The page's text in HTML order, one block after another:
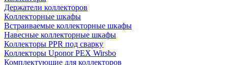
Держатели коллекторов
Коллекторные шкафы
Встраиваемые коллекторные шкафы
Навесные коллекторные шкафы
Коллекторы PPR под сварку
Коллекторы Uponor PEX Wirsbo
Комплектующие для коллекторов